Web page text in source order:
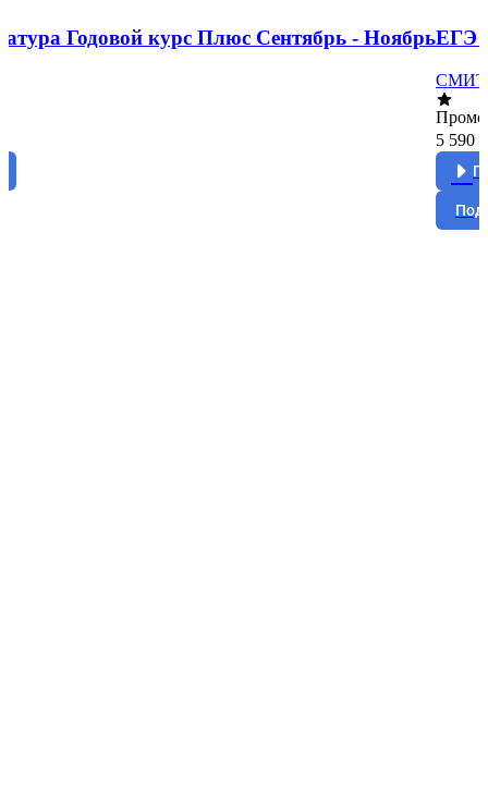
Годовой курс Плюс Сентябрь - НоябрьЕГЭ
5 590 ₽